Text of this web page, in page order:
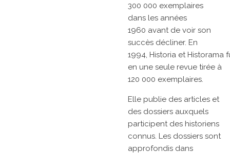
300 000 exemplaires
dans les années
1960 avant de voir son
succès décliner. En
1994, Historia et Historama
en une seule revue tirée à
120 000 exemplaires.
Elle publie des articles et
des dossiers auxquels
participent des historiens
connus. Les dossiers sont
approfondis dans